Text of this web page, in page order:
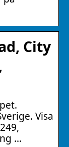
City
Visa
…